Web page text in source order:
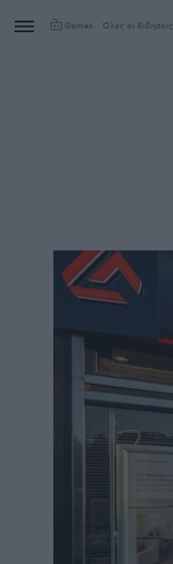
Games Όλες οι Ειδήσεις